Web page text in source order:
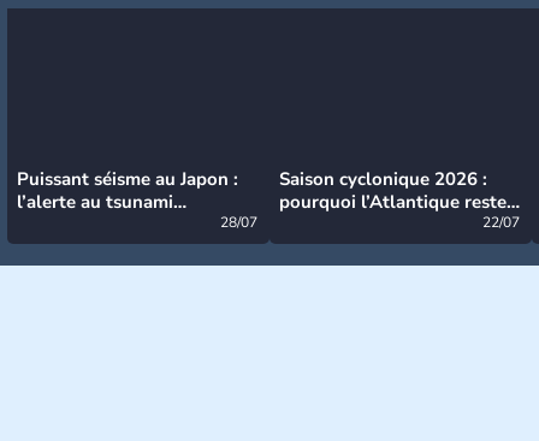
Puissant séisme au Japon :
l’alerte au tsunami
28/07
Saison cyclonique 2026 :
pourquoi l’Atlantique reste
22/07